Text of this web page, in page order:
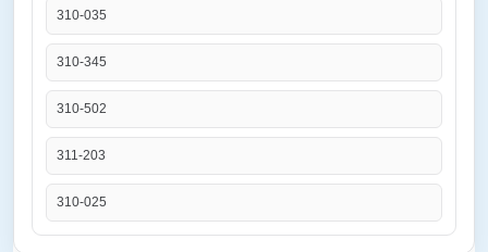
310-035
310-345
310-502
311-203
310-025